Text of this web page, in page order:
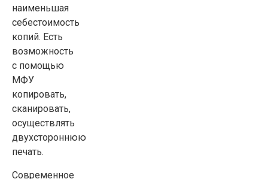
наименьшая
себестоимость
копий. Есть
возможность
с помощью
МФУ
копировать,
сканировать,
осуществлять
двухстороннюю
печать.
Современное